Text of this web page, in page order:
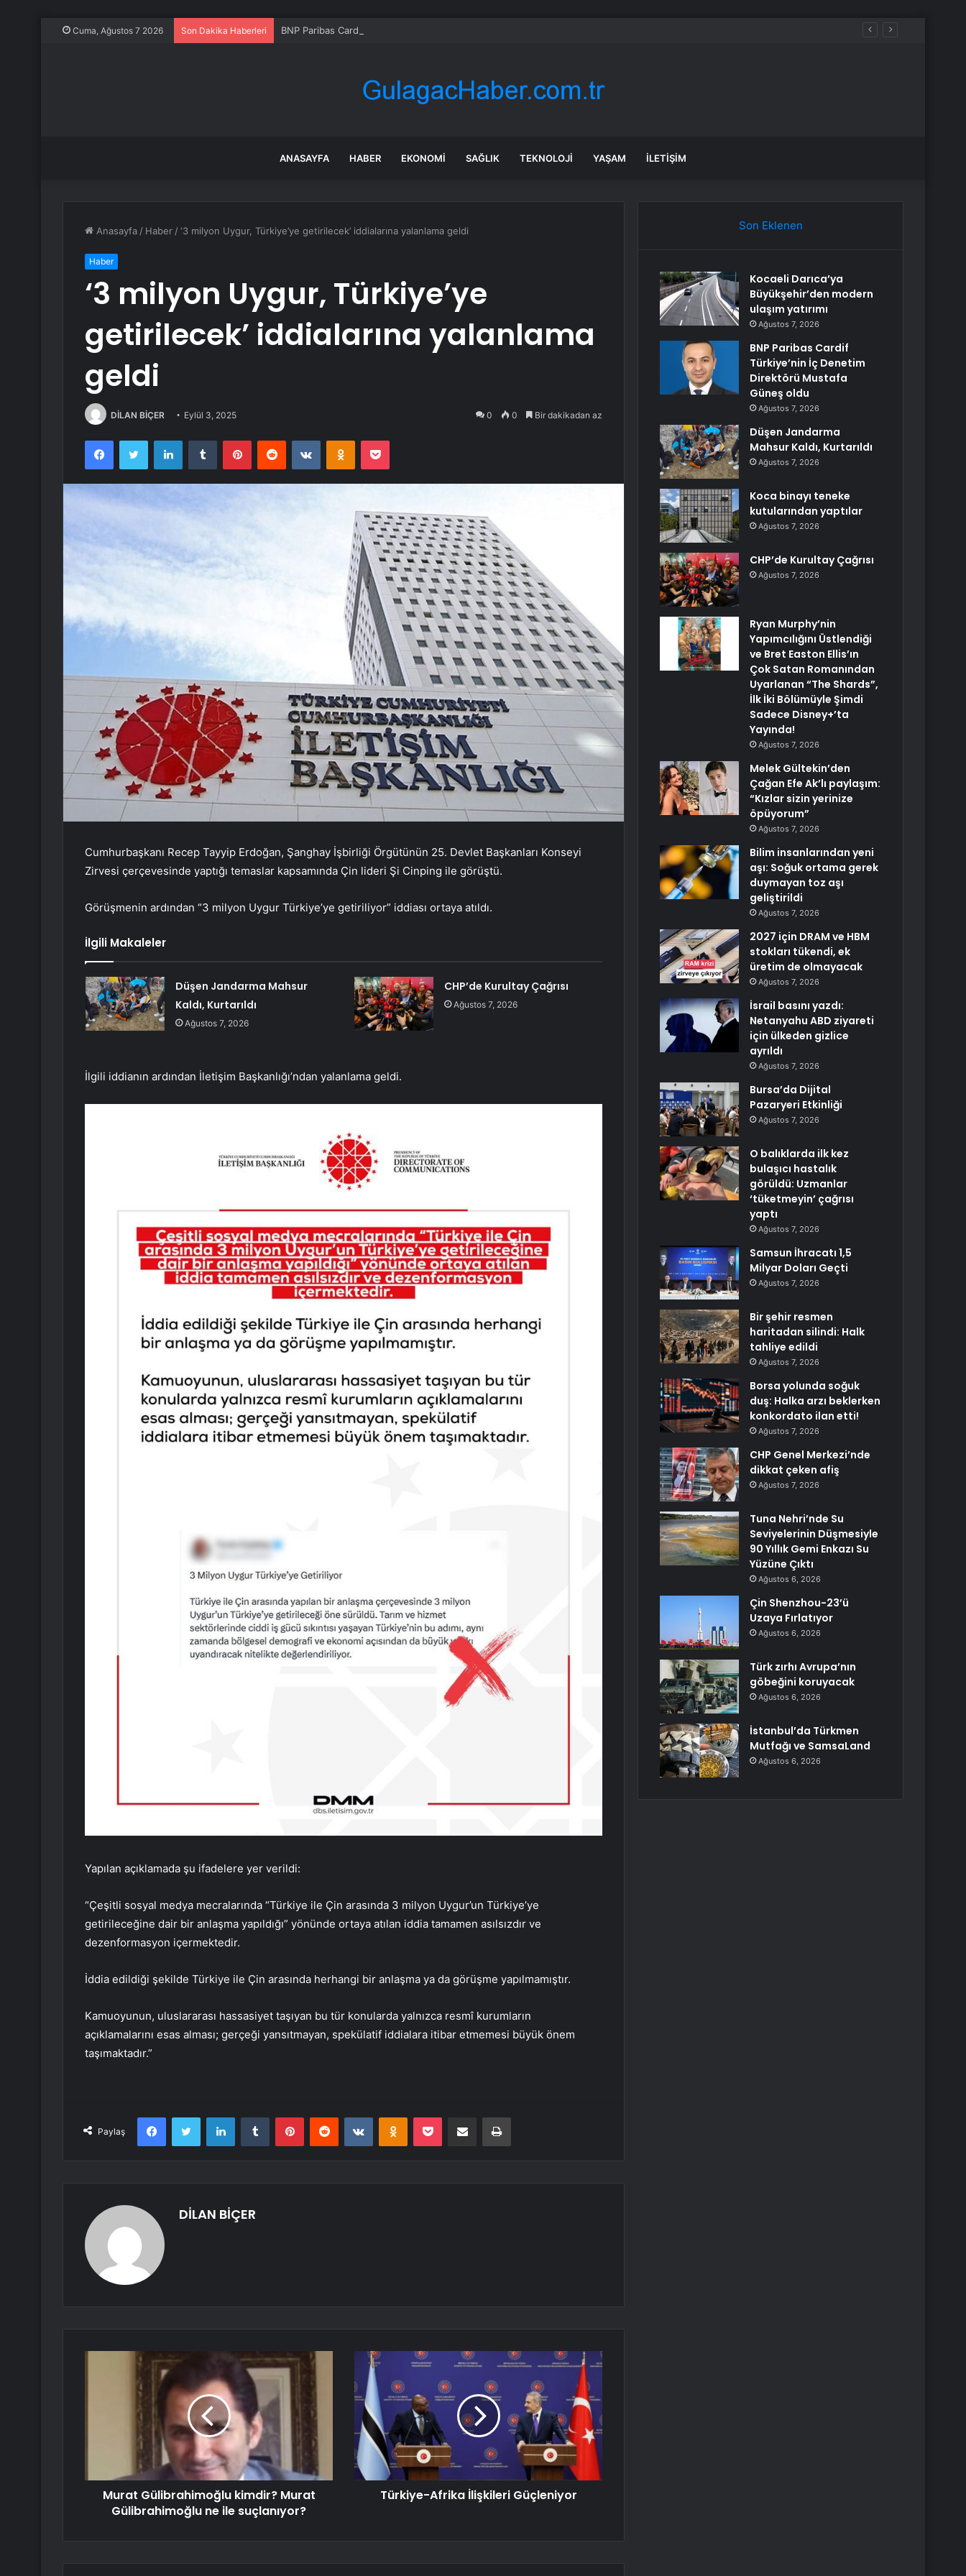
Cuma, Ağustos 7 2026 Son Dakika Haberleri BNP Paribas Cardif Türkiye’nin İç Denetim Direktörü Mustafa Güneş oldu
ANASAYFA HABER EKONOMI SAĞLIK TEKNOLOJI YAŞAM İLETIŞIM
Anasayfa / Haber /‘3 milyon Uygur, Türkiye’ye getirilecek’ iddialarına yalanlama geldi
Haber
‘3 milyon Uygur, Türkiye’ye
getirilecek’ iddialarına yalanlama
geldi
DİLAN BİÇER Eylül 3, 2025 0 0 Bir dakikadan az
FacebookTwitter LinkedInTumblr PinterestReddit VKontakteOdnoklassniki
Pocket
Cumhurbaşkanı Recep Tayyip Erdoğan, Şanghay İşbirliği Örgütünün 25. Devlet Başkanları Konseyi
Zirvesi çerçevesinde yaptığı temaslar kapsamında Çin lideri Şi Cinping ile görüştü.
Görüşmenin ardından “3 milyon Uygur Türkiye’ye getiriliyor” iddiası ortaya atıldı.
İlgili Makaleler
Düşen Jandarma Mahsur
Kaldı, Kurtarıldı
Ağustos 7, 2026
CHP’de Kurultay Çağrısı
Ağustos 7, 2026
İlgili iddianın ardından İletişim Başkanlığı’ndan yalanlama geldi.
Yapılan açıklamada şu ifadelere yer verildi:
“Çeşitli sosyal medya mecralarında “Türkiye ile Çin arasında 3 milyon Uygur’un Türkiye’ye
getirileceğine dair bir anlaşma yapıldığı” yönünde ortaya atılan iddia tamamen asılsızdır ve
dezenformasyon içermektedir.
İddia edildiği şekilde Türkiye ile Çin arasında herhangi bir anlaşma ya da görüşme yapılmamıştır.
Kamuoyunun, uluslararası hassasiyet taşıyan bu tür konularda yalnızca resmî kurumların
açıklamalarını esas alması; gerçeği yansıtmayan, spekülatif iddialara itibar etmemesi büyük önem
taşımaktadır.”
Paylaş
FacebookTwitter LinkedInTumblr PinterestReddit VKontakteOdnoklassniki
Pocket E-Posta ile paylaş Yazdır
DİLAN BİÇER
Murat Gülibrahimoğlu kimdir? Murat
Gülibrahimoğlu ne ile suçlanıyor?
Türkiye-Afrika İlişkileri Güçleniyor
Son Eklenen
Kocaeli Darıca’ya
Büyükşehir’den modern
ulaşım yatırımı
Ağustos 7, 2026
BNP Paribas Cardif
Türkiye’nin İç Denetim
Direktörü Mustafa
Güneş oldu
Ağustos 7, 2026
Düşen Jandarma
Mahsur Kaldı, Kurtarıldı
Ağustos 7, 2026
Koca binayı teneke
kutularından yaptılar
Ağustos 7, 2026
CHP’de Kurultay Çağrısı
Ağustos 7, 2026
Ryan Murphy’nin
Yapımcılığını Üstlendiği
ve Bret Easton Ellis’ın
Çok Satan Romanından
Uyarlanan “The Shards”,
İlk İki Bölümüyle Şimdi
Sadece Disney+’ta
Yayında!
Ağustos 7, 2026
Melek Gültekin’den
Çağan Efe Ak’lı paylaşım:
“Kızlar sizin yerinize
öpüyorum”
Ağustos 7, 2026
Bilim insanlarından yeni
aşı: Soğuk ortama gerek
duymayan toz aşı
geliştirildi
Ağustos 7, 2026
2027 için DRAM ve HBM
stokları tükendi, ek
üretim de olmayacak
Ağustos 7, 2026
İsrail basını yazdı:
Netanyahu ABD ziyareti
için ülkeden gizlice
ayrıldı
Ağustos 7, 2026
Bursa’da Dijital
Pazaryeri Etkinliği
Ağustos 7, 2026
O balıklarda ilk kez
bulaşıcı hastalık
görüldü: Uzmanlar
‘tüketmeyin’ çağrısı
yaptı
Ağustos 7, 2026
Samsun İhracatı 1,5
Milyar Doları Geçti
Ağustos 7, 2026
Bir şehir resmen
haritadan silindi: Halk
tahliye edildi
Ağustos 7, 2026
Borsa yolunda soğuk
duş: Halka arzı beklerken
konkordato ilan etti!
Ağustos 7, 2026
CHP Genel Merkezi’nde
dikkat çeken afiş
Ağustos 7, 2026
Tuna Nehri’nde Su
Seviyelerinin Düşmesiyle
90 Yıllık Gemi Enkazı Su
Yüzüne Çıktı
Ağustos 6, 2026
Çin Shenzhou-23’ü
Uzaya Fırlatıyor
Ağustos 6, 2026
Türk zırhı Avrupa’nın
göbeğini koruyacak
Ağustos 6, 2026
İstanbul’da Türkmen
Mutfağı ve SamsaLand
Ağustos 6, 2026